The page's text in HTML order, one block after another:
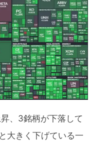
、3銘柄が下落して
大きく下げている一